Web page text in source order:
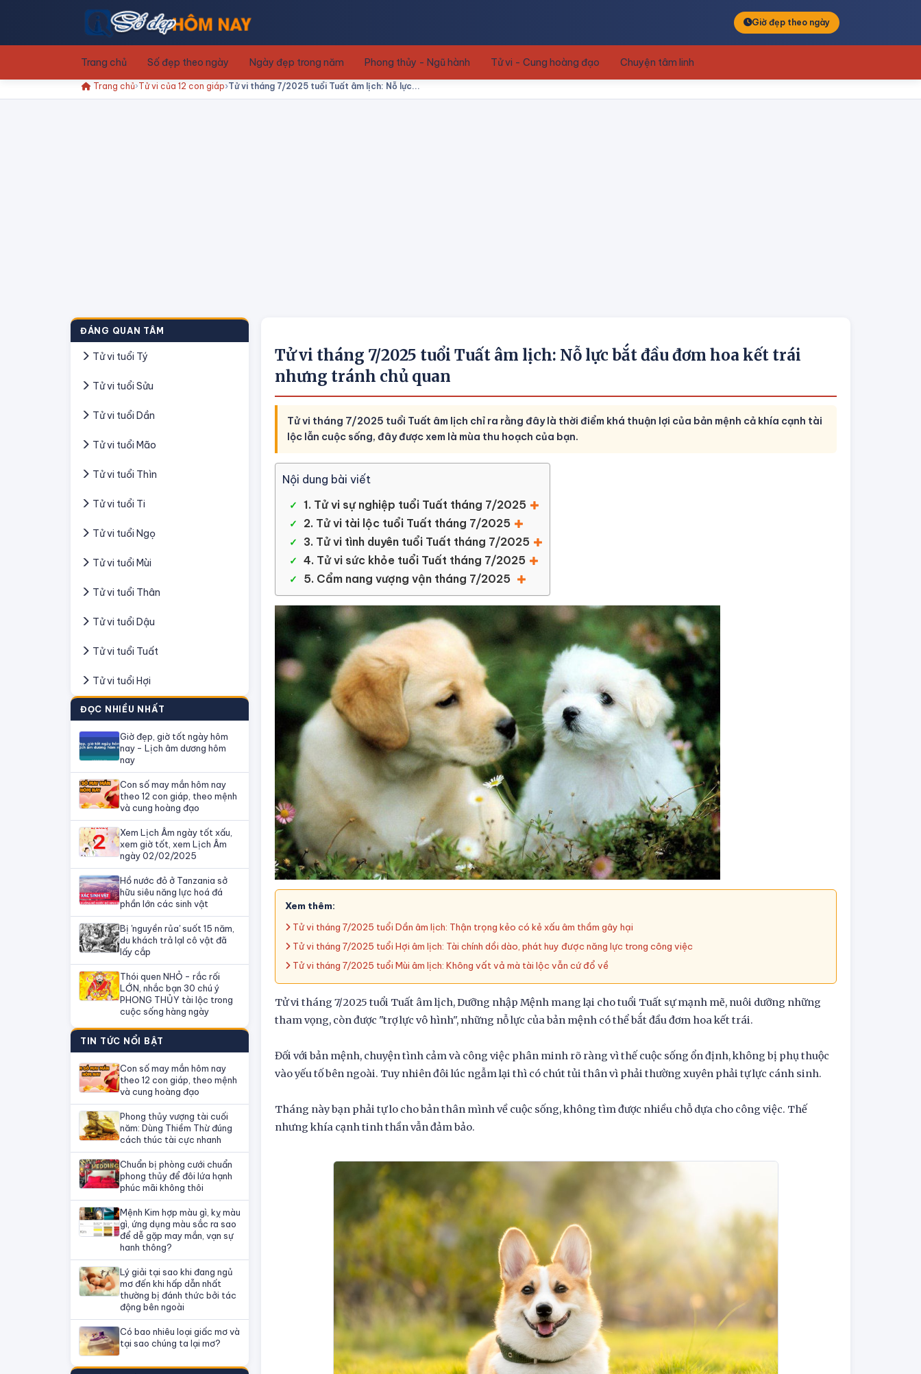
Giờ đẹp theo ngày
Trang chủ Số đẹp theo ngày Ngày đẹp trong năm Phong thủy - Ngũ hành Tử vi - Cung hoàng đạo Chuyện tâm linh
Trang chủ Tử vi của 12 con giáp Tử vi tháng 7/2025 tuổi Tuất âm lịch: Nỗ lực...
ĐÁNG QUAN TÂM
Tử vi tuổi Tý
Tử vi tuổi Sửu
Tử vi tuổi Dần
Tử vi tuổi Mão
Tử vi tuổi Thìn
Tử vi tuổi Ti
Tử vi tuổi Ngọ
Tử vi tuổi Mùi
Tử vi tuổi Thân
Tử vi tuổi Dậu
Tử vi tuổi Tuất
Tử vi tuổi Hợi
ĐỌC NHIỀU NHẤT
Giờ đẹp, giờ tốt ngày hôm
nay - Lịch âm dương hôm
nay
Con số may mắn hôm nay
theo 12 con giáp, theo mệnh
và cung hoàng đạo
Xem Lịch Âm ngày tốt xấu,
xem giờ tốt, xem Lịch Âm
ngày 02/02/2025
Hồ nước đỏ ở Tanzania sở
hữu siêu năng lực hoá đá
phần lớn các sinh vật
Bị 'nguyền rủa' suốt 15 năm,
du khách trả lạI cô vật đã
lấy cắp
Thói quen NHỎ - rắc rối
LỚN, nhắc bạn 30 chú ý
PHONG THỦY tài lộc trong
cuộc sống hàng ngày
TIN TỨC NỔI BẬT
Con số may mắn hôm nay
theo 12 con giáp, theo mệnh
và cung hoàng đạo
Phong thủy vượng tài cuối
năm: Dùng Thiềm Thừ đúng
cách thúc tài cực nhanh
Chuẩn bị phòng cưới chuẩn
phong thủy để đôi lứa hạnh
phúc mãi không thôi
Mệnh Kim hợp màu gì, kỵ màu
gì, ứng dụng màu sắc ra sao
để dễ gặp may mắn, vạn sự
hanh thông?
Lý giải tại sao khi đang ngủ
mơ đến khi hấp dẫn nhất
thường bị đánh thức bởi tác
động bên ngoài
Có bao nhiêu loại giấc mơ và
tại sao chúng ta lại mơ?
Tử vi tháng 7/2025 tuổi Tuất âm lịch: Nỗ lực bắt đầu đơm hoa kết trái
nhưng tránh chủ quan
Tử vi tháng 7/2025 tuổi Tuất âm lịch chỉ ra rằng đây là thời điểm khá thuận lợi của bản mệnh cả khía cạnh tài
lộc lẫn cuộc sống, đây được xem là mùa thu hoạch của bạn.
Nội dung bài viết
1. Tử vi sự nghiệp tuổi Tuất tháng 7/2025
2. Tử vi tài lộc tuổi Tuất tháng 7/2025
3. Tử vi tình duyên tuổi Tuất tháng 7/2025
4. Tử vi sức khỏe tuổi Tuất tháng 7/2025
5. Cẩm nang vượng vận tháng 7/2025
Xem thêm:
Tử vi tháng 7/2025 tuổi Dần âm lịch: Thận trọng kẻo có kẻ xấu âm thầm gây hại
Tử vi tháng 7/2025 tuổi Hợi âm lịch: Tài chính dồi dào, phát huy được năng lực trong công việc
Tử vi tháng 7/2025 tuổi Mùi âm lịch: Không vất vả mà tài lộc vẫn cứ đổ về
Tử vi tháng 7/2025 tuổi Tuất âm lịch, Dưỡng nhập Mệnh mang lại cho tuổi Tuất sự mạnh mẽ, nuôi dưỡng những
tham vọng, còn được "trợ lực vô hình", những nỗ lực của bản mệnh có thể bắt đầu đơm hoa kết trái.
Đối với bản mệnh, chuyện tình cảm và công việc phân minh rõ ràng vì thế cuộc sống ổn định, không bị phụ thuộc
vào yếu tố bên ngoài. Tuy nhiên đôi lúc ngẫm lại thì có chút tủi thân vì phải thường xuyên phải tự lực cánh sinh.
Tháng này bạn phải tự lo cho bản thân mình về cuộc sống, không tìm được nhiều chỗ dựa cho công việc. Thế
nhưng khía cạnh tinh thần vẫn đảm bảo.